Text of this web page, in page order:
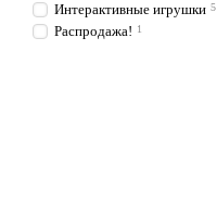
Интерактивные игрушки 5
Распродажа! 1